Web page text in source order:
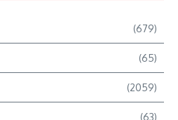
(679)
(65)
(2059)
(63)